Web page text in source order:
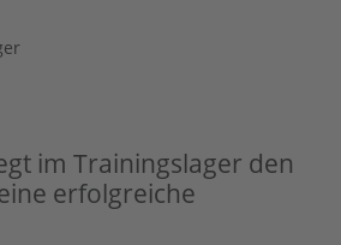
im Trainingslager den
erfolgreiche